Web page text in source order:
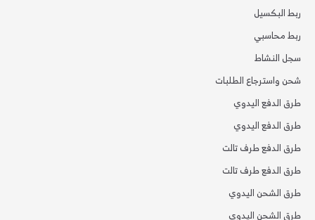
ربط البكسيل
ربط محاسبي
سجل النشاط
شحن واسترجاع الطلبات
طرق الدفع اليدوي
طرق الدفع اليدوي
طرق الدفع طرف تالت
طرق الدفع طرف تالت
طرق الشحن اليدوي
طرق الشحن اليدوي